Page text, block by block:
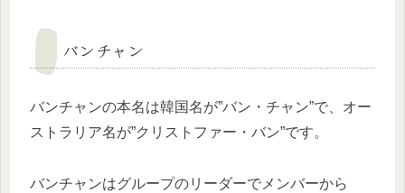
バンチャン
バンチャンの本名は韓国名が”バン・チャン”で、オー
ストラリア名が”クリストファー・バン”です。
バンチャンはグループのリーダーでメンバーから